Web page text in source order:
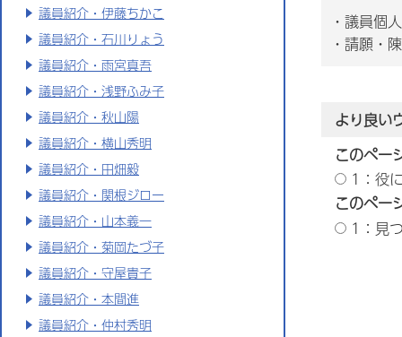
議員紹介・伊藤ちかこ
議員紹介・石川りょう
議員紹介・雨宮真吾
議員紹介・浅野ふみ子
議員紹介・秋山陽
議員紹介・横山秀明
議員紹介・田畑毅
議員紹介・関根ジロー
議員紹介・山本義一
議員紹介・菊岡たづ子
議員紹介・守屋貴子
議員紹介・本間進
議員紹介・仲村秀明
・議員個
・請願・
より良い
このペー
1：役
このペー
1：見